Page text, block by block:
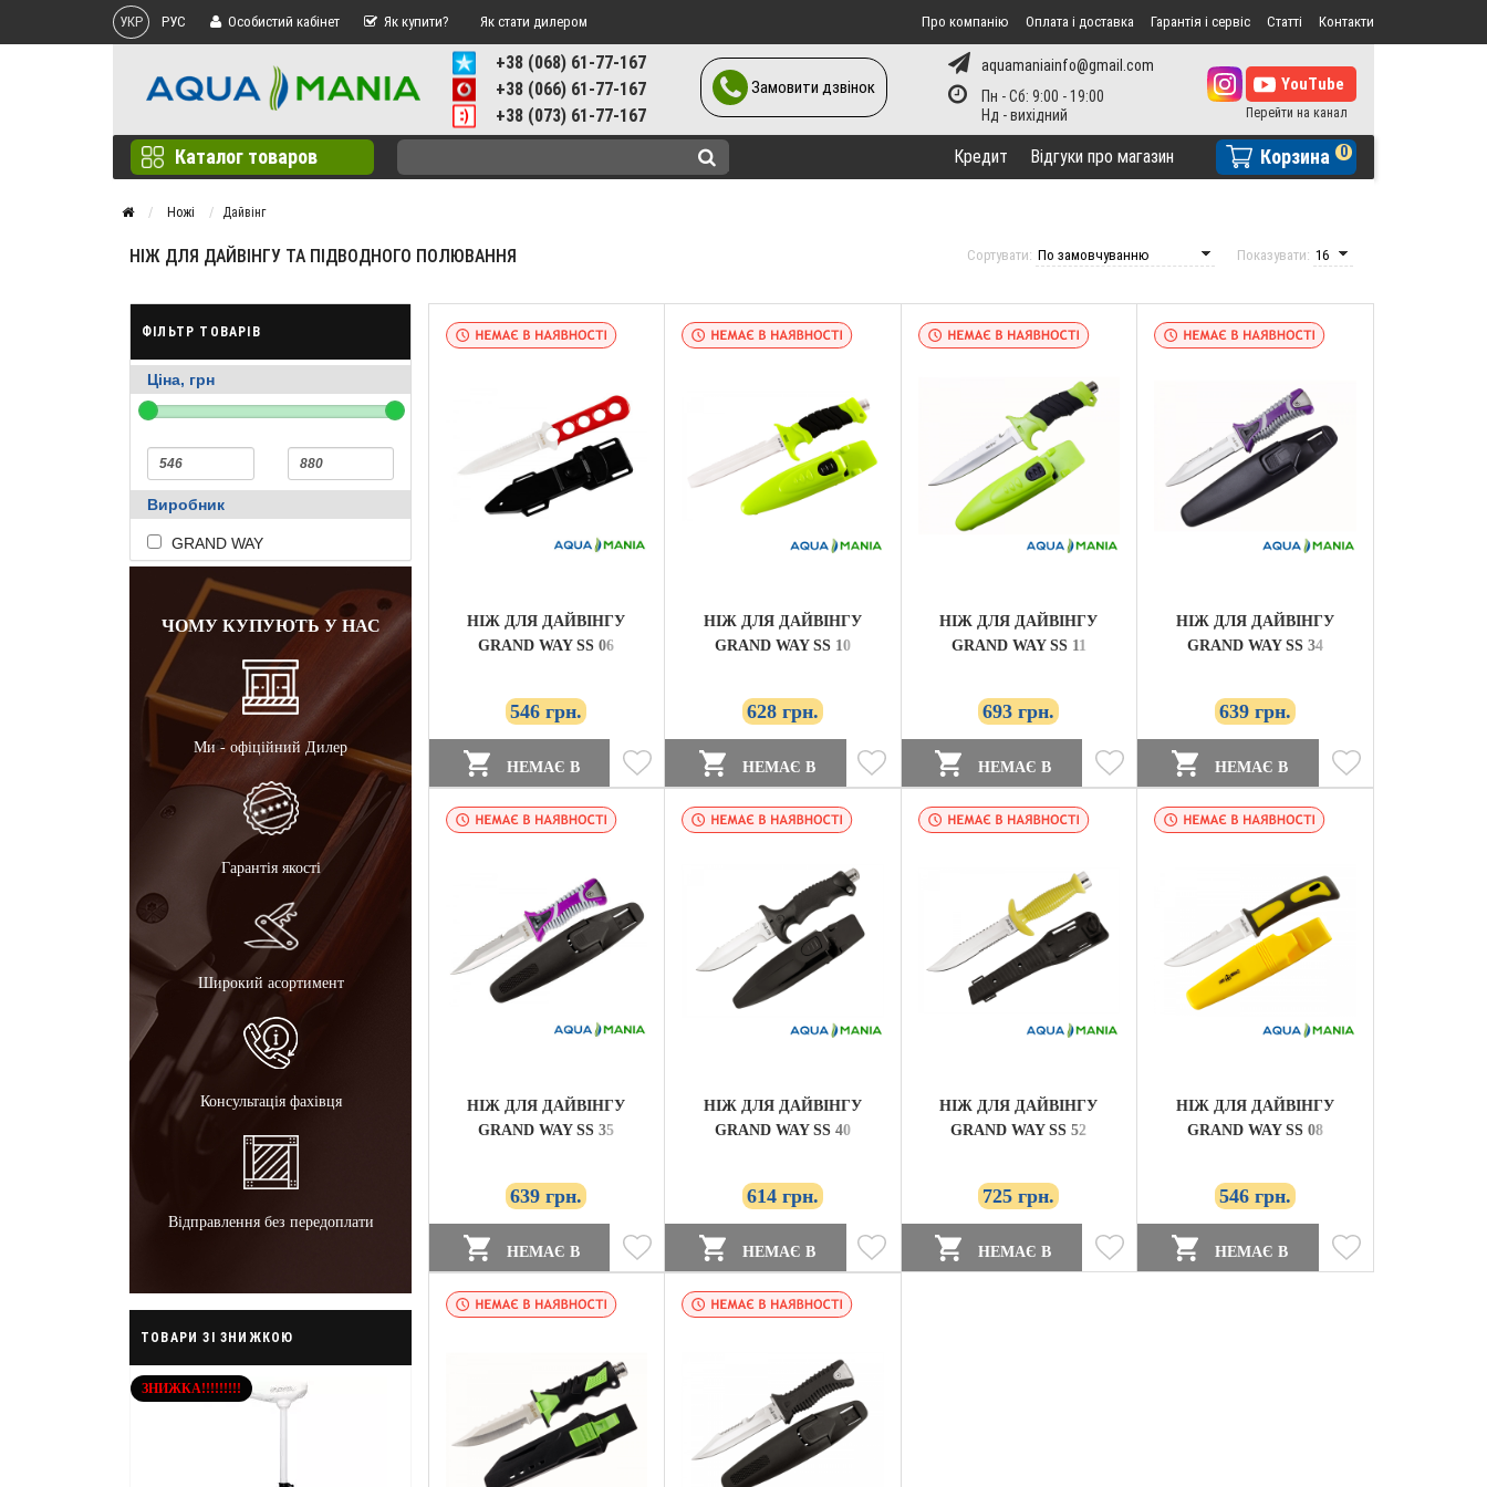
УКР РУС Особистий кабінет Як купити? Як стати дилером Про компанію Оплата і доставка Гарантія і сервіс Статті Контакти
+38 (068) 61-77-167
+38 (066) 61-77-167
+38 (073) 61-77-167
Замовити дзвінок
aquamaniainfo@gmail.com
Пн - Сб: 9:00 - 19:00
Корзина 0
Кредит Відгуки про магазин
Каталог товаров
Ножі Дайвінг
НІЖ ДЛЯ ДАЙВІНГУ ТА ПІДВОДНОГО ПОЛЮВАННЯ Показувати:
Сортувати:
ФІЛЬТР ТОВАРІВ
Ціна, грн
Виробник
GRAND WAY
ЧОМУ КУПУЮТЬ У НАС
Ми - офіційний Дилер
Гарантія якості
Широкий асортимент
Консультація фахівця
Відправлення без передоплати
ТОВАРИ ЗІ ЗНИЖКОЮ
ЗНИЖКА!!!!!!!!! ЗНИЖКА!!!!!!!!!
НІЖ ДЛЯ ДАЙВІНГУ
GRAND WAY SS 06
546 грн.
НЕМАЄ В
НАЯВНОСТІ
НІЖ ДЛЯ ДАЙВІНГУ
GRAND WAY SS 10
628 грн.
НЕМАЄ В
НАЯВНОСТІ
НІЖ ДЛЯ ДАЙВІНГУ
GRAND WAY SS 11
693 грн.
НЕМАЄ В
НАЯВНОСТІ
НІЖ ДЛЯ ДАЙВІНГУ
GRAND WAY SS 34
639 грн.
НЕМАЄ В
НАЯВНОСТІ
НІЖ ДЛЯ ДАЙВІНГУ
GRAND WAY SS 35
639 грн.
НЕМАЄ В
НАЯВНОСТІ
НІЖ ДЛЯ ДАЙВІНГУ
GRAND WAY SS 40
614 грн.
НЕМАЄ В
НАЯВНОСТІ
НІЖ ДЛЯ ДАЙВІНГУ
GRAND WAY SS 52
725 грн.
НЕМАЄ В
НІЖ ДЛЯ ДАЙВІНГУ
GRAND WAY SS 08
546 грн.
НЕМАЄ В